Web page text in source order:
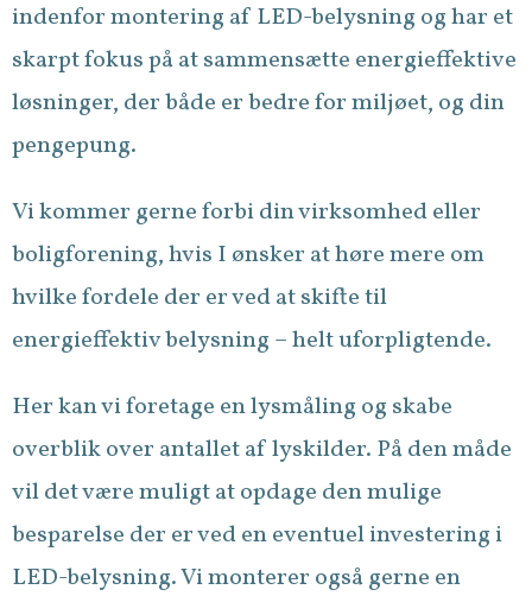
indenfor montering af LED-belysning og har et
skarpt fokus på at sammensætte energieffektive
løsninger, der både er bedre for miljøet, og din
pengepung.
Vi kommer gerne forbi din virksomhed eller
boligforening, hvis I ønsker at høre mere om
hvilke fordele der er ved at skifte til
energieffektiv belysning – helt uforpligtende.
Her kan vi foretage en lysmåling og skabe
overblik over antallet af lyskilder. På den måde
vil det være muligt at opdage den mulige
besparelse der er ved en eventuel investering i
LED-belysning. Vi monterer også gerne en